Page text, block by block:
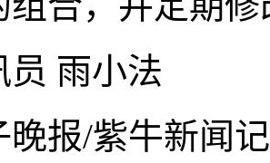
雨小法
/紫牛新闻记